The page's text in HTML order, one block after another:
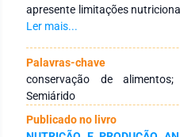
apresente limitações
matéria seca, proteína e fibra.
especialmente nos teores de
configurando como
as deficiências da palma
ensilagem. Além disso, a
teores de ácido cianídrico,
Ler mais...
Palavras-chave
conservação de
Semiárido
Publicado no livro